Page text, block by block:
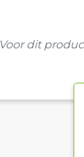
Voor dit